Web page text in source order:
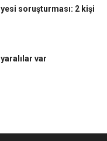
soruşturması: 2 kişi
var